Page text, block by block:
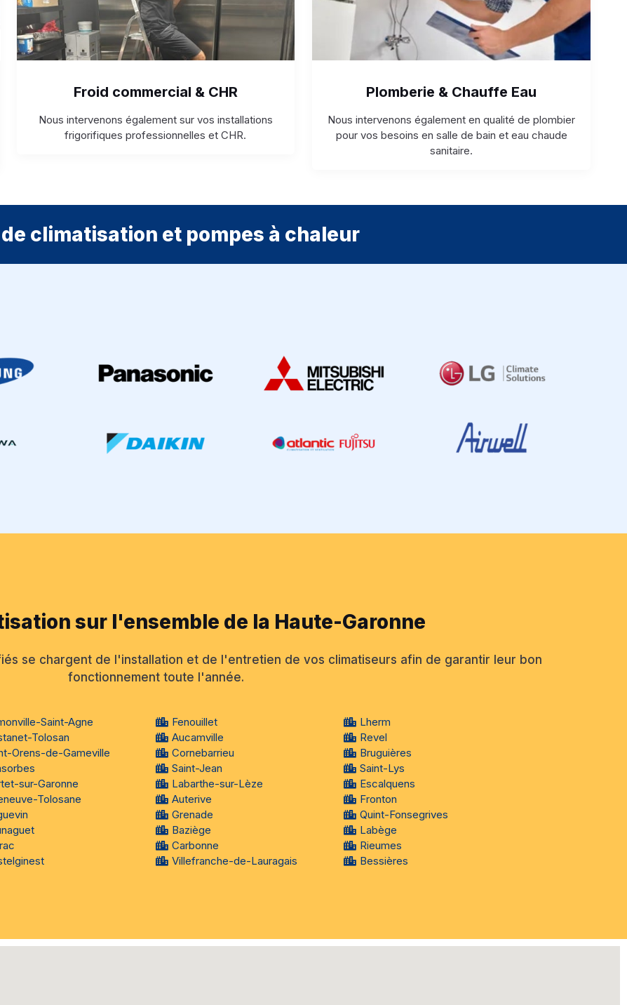
Froid commercial & CHR
Nous intervenons également sur vos installations
frigorifiques professionnelles et CHR.
Plomberie & Chauffe Eau
Nous intervenons également en qualité de plombier
pour vos besoins en salle de bain et eau chaude
sanitaire.
climatisation et pompes à chaleur
sur l'ensemble de la Haute-Garonne
se chargent de l'installation et de l'entretien de vos climatiseurs afin de garantir leur bon
fonctionnement toute l'année.
Saint-Agne
Tolosan
Orens-de-Gameville
sur-Garonne
Tolosane
Fenouillet
Aucamville
Cornebarrieu
Saint-Jean
Labarthe-sur-Lèze
Auterive
Grenade
Baziège
Carbonne
Villefranche-de-Lauragais
Lherm
Revel
Bruguières
Saint-Lys
Escalquens
Fronton
Quint-Fonsegrives
Labège
Rieumes
Bessières